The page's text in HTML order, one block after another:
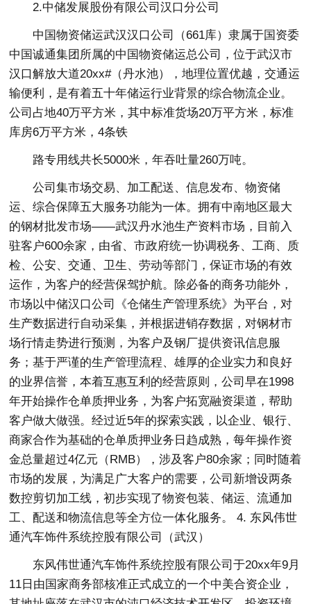
2.中储发展股份有限公司汉口分公司
中国物资储运武汉汉口公司（661库）隶属于国资委
中国诚通集团所属的中国物资储运总公司，位于武汉市
汉口解放大道20xx#（丹水池），地理位置优越，交通运
输便利，是有着五十年储运行业背景的综合物流企业。
公司占地40万平方米，其中标准货场20万平方米，标准
库房6万平方米，4条铁
路专用线共长5000米，年吞吐量260万吨。
公司集市场交易、加工配送、信息发布、物资储
运、综合保障五大服务功能为一体。拥有中南地区最大
的钢材批发市场——武汉丹水池生产资料市场，目前入
驻客户600余家，由省、市政府统一协调税务、工商、质
检、公安、交通、卫生、劳动等部门，保证市场的有效
运作，为客户的经营保驾护航。除必备的商务功能外，
市场以中储汉口公司《仓储生产管理系统》为平台，对
生产数据进行自动采集，并根据进销存数据，对钢材市
场行情走势进行预测，为客户及钢厂提供资讯信息服
务；基于严谨的生产管理流程、雄厚的企业实力和良好
的业界信誉，本着互惠互利的经营原则，公司早在1998
年开始操作仓单质押业务，为客户拓宽融资渠道，帮助
客户做大做强。经过近5年的探索实践，以企业、银行、
商家合作为基础的仓单质押业务日趋成熟，每年操作资
金总量超过4亿元（RMB），涉及客户80余家；同时随着
市场的发展，为满足广大客户的需要，公司新增设两条
数控剪切加工线，初步实现了物资包装、储运、流通加
工、配送和物流信息等全方位一体化服务。 4. 东风伟世
通汽车饰件系统控股有限公司（武汉）
东风伟世通汽车饰件系统控股有限公司于20xx年9月
11日由国家商务部核准正式成立的一个中美合资企业，